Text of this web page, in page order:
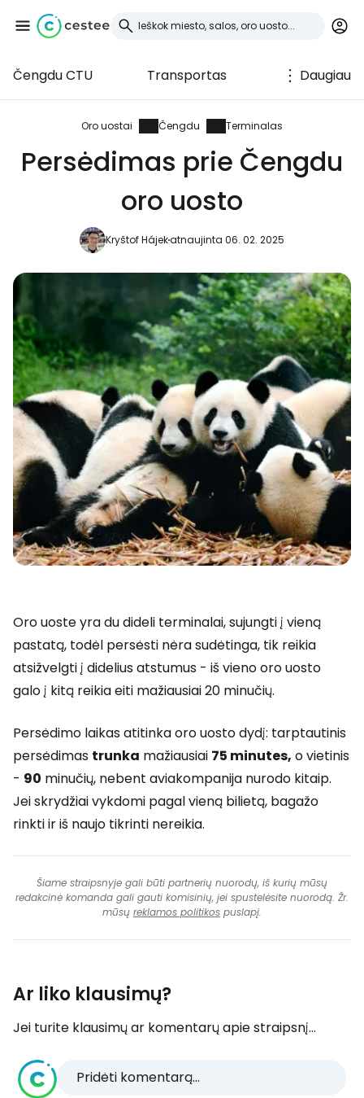
Čengdu CTU Transportas Daugiau
Oro uostai Čengdu Terminalas
Persėdimas prie Čengdu
oro uosto
Kryštof Hájekatnaujinta 06. 02. 2025
Oro uoste yra du dideli terminalai, sujungti į vieną
pastatą, todėl persėsti nėra sudėtinga, tik reikia
atsižvelgti į didelius atstumus - iš vieno oro uosto
galo į kitą reikia eiti mažiausiai 20 minučių.
Persėdimo laikas atitinka oro uosto dydį: tarptautinis
persėdimas trunka mažiausiai 75 minutes, o vietinis
- 90 minučių, nebent aviakompanija nurodo kitaip.
Jei skrydžiai vykdomi pagal vieną bilietą, bagažo
rinkti ir iš naujo tikrinti nereikia.
Šiame straipsnyje gali būti partnerių nuorodų, iš kurių mūsų
redakcinė komanda gali gauti komisinių, jei spustelėsite nuorodą. Žr.
mūsų reklamos politikos puslapį.
Ar liko klausimų?
Jei turite klausimų ar komentarų apie straipsnį...
Pridėti komentarą...
Prisijunkite prie
Cestee
... pasaulinė kelionių bendruomenė
Tęsti su Facebook
Tęsti el. paštu